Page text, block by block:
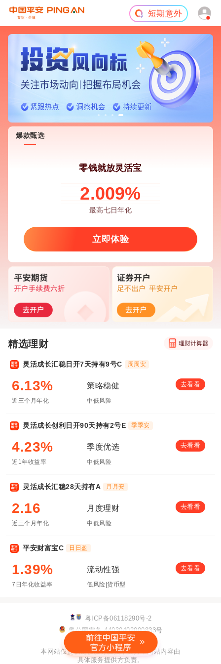
短期意外
旅游险
爆款甄选
零钱就放灵活宝
2.009%
最高七日年化
立即体验
精选理财
灵活成长汇稳日开7天持有9号C 周周安
6.13% 策略稳健
近三个月年化 中低风险
去看看
灵活成长创利日开90天持有2号E 季季安
4.23% 季度优选
近1年收益率 中低风险
去看看
灵活成长汇稳28天持有A 月月安
2.16 月度理财
近三个月年化 中低风险
去看看
平安财富宝C 日日盈
1.39% 流动性强
7日年化收益率 低风险|货币型
去看看
粤ICP备06118290号-2
粤公网安备 44030402000833号
该网站已支持IPv6
本网站仅提供链接服务及技术支持，网站内容由
具体服务提供方负责。